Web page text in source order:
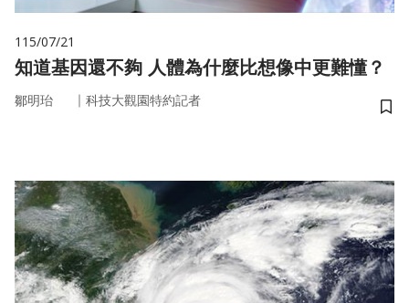
115/07/21
知道基因還不夠 人體為什麼比想像中更難懂？
鄒明珆 ｜ 科技大觀園特約記者
儲